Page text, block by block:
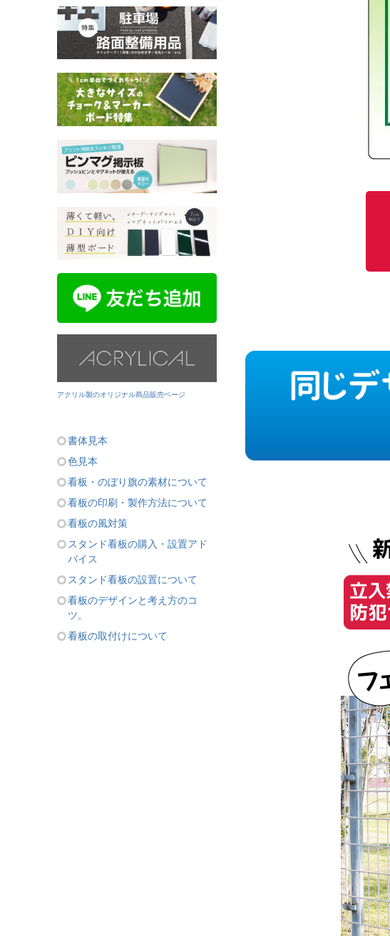
アクリル製のオリジナル商品販売ページ
書体見本
色見本
看板・のぼり旗の素材について
看板の印刷・製作方法について
看板の風対策
スタンド看板の購入・設置アド
バイス
スタンド看板の設置について
看板のデザインと考え方のコ
ツ。
看板の取付けについて